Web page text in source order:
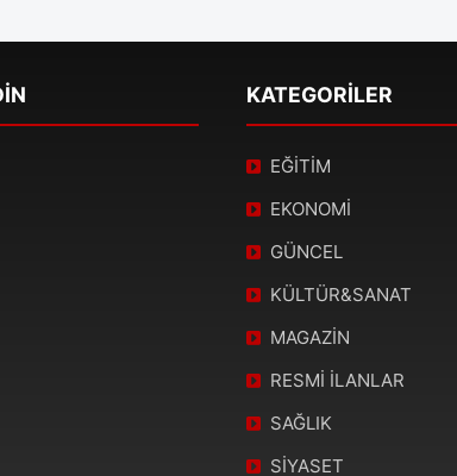
KATEGORİLER
EĞİTİM
EKONOMİ
GÜNCEL
KÜLTÜR&SANAT
MAGAZİN
RESMİ İLANLAR
SAĞLIK
SİYASET